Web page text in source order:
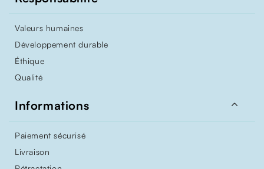
Valeurs humaines
Développement durable
Éthique
Qualité
Informations 
Paiement sécurisé
Livraison